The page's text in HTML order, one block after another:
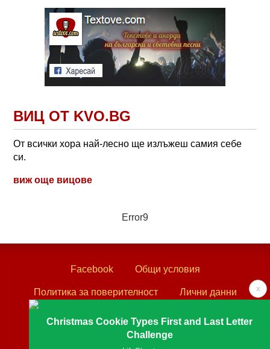
ВИЦ ОТ KVO.BG
От всички хора най-лесно ще излъжеш самия себе
си.
виж още вицове
Error9
x
Christmas Cookie Types First and Last Letter
Challenge
Facebook Общи условия
Политика за поверителност Лични данни
Textove.com © 2003 - 2026